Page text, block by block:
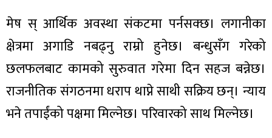
मेष स् आर्थिक अवस्था संकटमा पर्नसक्छ। लगानीका
क्षेत्रमा अगाडि नबढ्नु राम्रो हुनेछ। बन्धुसँग गरेको
छलफलबाट कामको सुरुवात गरेमा दिन सहज बन्नेछ।
राजनीतिक संगठनमा धराप थाप्ने साथी सक्रिय छन्। न्याय
भने तपाईंको पक्षमा मिल्नेछ। परिवारको साथ मिल्नेछ।